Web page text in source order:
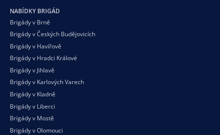
NABÍDKY BRIGÁD
Brigády v Brně
Brigády v Českých Budějovicích
Brigády v Havířově
Brigády v Hradci Králové
Brigády v Jihlavě
Brigády v Karlových Varech
Brigády v Kladně
Brigády v Liberci
Brigády v Mostě
Brigády v Olomouci